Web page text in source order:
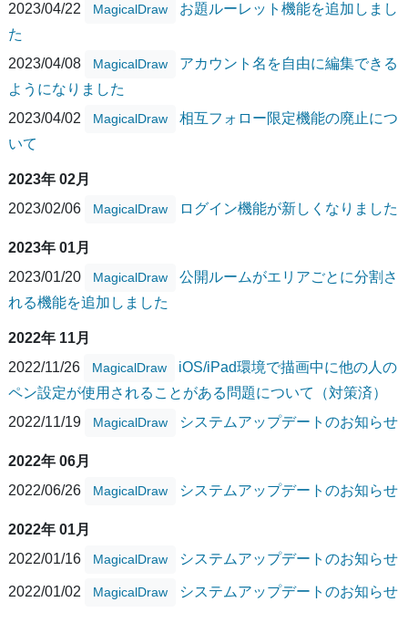
2023/04/22
MagicalDraw
お題ルーレット機能を追加しまし
た
2023/04/08
MagicalDraw
アカウント名を自由に編集できる
ようになりました
2023/04/02
MagicalDraw
相互フォロー限定機能の廃止につ
いて
2023年 02月
2023/02/06
MagicalDraw ログイン機能が新しくなりました
2023年 01月
2023/01/20
MagicalDraw
公開ルームがエリアごとに分割さ
れる機能を追加しました
2022年 11月
2022/11/26
MagicalDraw
iOS/iPad環境で描画中に他の人の
ペン設定が使用されることがある問題について（対策済）
2022/11/19
MagicalDraw システムアップデートのお知らせ
2022年 06月
2022/06/26
MagicalDraw システムアップデートのお知らせ
2022年 01月
2022/01/16
MagicalDraw システムアップデートのお知らせ
2022/01/02 MagicalDraw システムアップデートのお知らせ